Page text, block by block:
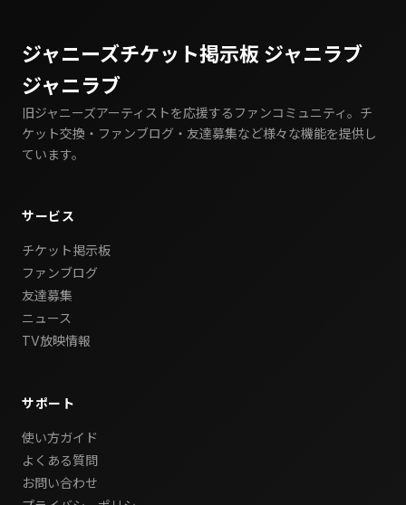
ジャニーズチケット掲示板 ジャニラブ
ジャニラブ
旧ジャニーズアーティストを応援するファンコミュニティ。チ
ケット交換・ファンブログ・友達募集など様々な機能を提供し
ています。
サービス
チケット掲示板
ファンブログ
友達募集
ニュース
TV放映情報
サポート
使い方ガイド
よくある質問
お問い合わせ